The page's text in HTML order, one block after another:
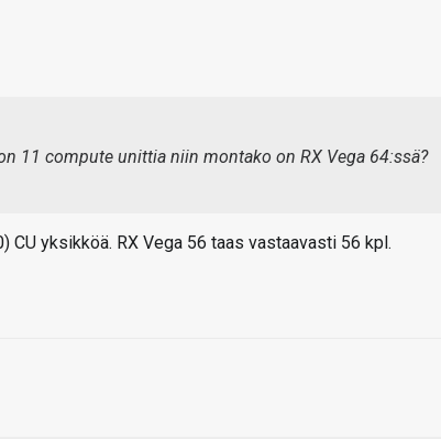
11 compute unittia niin montako on RX Vega 64:ssä?
CU yksikköä. RX Vega 56 taas vastaavasti 56 kpl.